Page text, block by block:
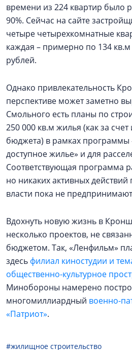
времени из 224 квартир было
90%. Сейчас на сайте
четыре четырехкомнатные
каждая – примерно по 134
рублей.
Однако привлекательность
перспективе может заметно
Смольного есть планы по
250 000 кв.м жилья (как за счет
бюджета) в рамках
доступное жилье» и для
Соответствующая программа
но никаких активных
власти пока не
Вдохнуть новую жизнь в
несколько проектов, не
бюджетом. Так, «Ленфильм»
здесь филиал киностудии и
общественно-культурное
Минобороны намерено
многомиллиардный военно-
«Патриот».
#жилищное строительство